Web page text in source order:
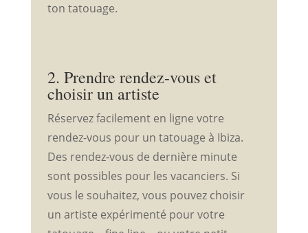
ton tatouage.
2. Prendre rendez-vous et
choisir un artiste
Réservez facilement en ligne votre
rendez-vous pour un tatouage à Ibiza.
Des rendez-vous de dernière minute
sont possibles pour les vacanciers. Si
vous le souhaitez, vous pouvez choisir
un artiste expérimenté pour votre